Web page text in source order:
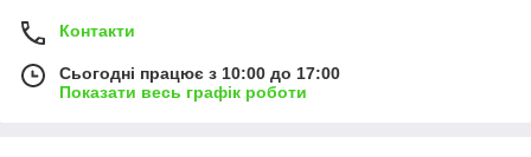
Контакти
Сьогодні працює з 10:00 до 17:00
Показати весь графік роботи